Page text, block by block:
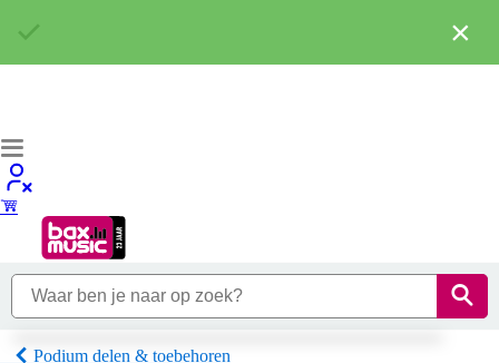
Podium delen & toebehoren
×